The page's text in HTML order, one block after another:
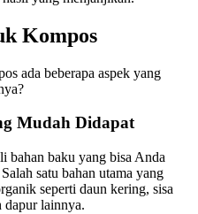
Kompos
ada beberapa aspek yang
Mudah Didapat
bahan baku yang bisa Anda
satu bahan utama yang
seperti daun kering, sisa
dapur lainnya.